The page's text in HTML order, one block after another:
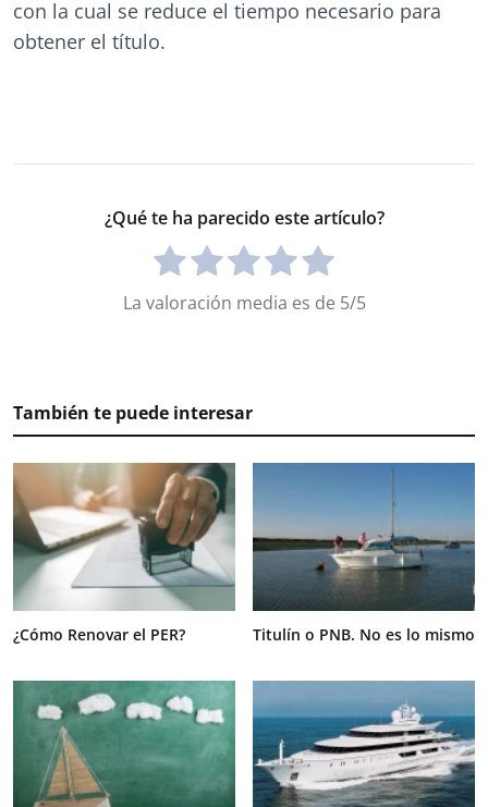
con la cual se reduce el tiempo necesario para
obtener el título.
¿Qué te ha parecido este artículo?
La valoración media es de 5/5
También te puede interesar
¿Cómo Renovar el PER? Titulín o PNB. No es lo mismo